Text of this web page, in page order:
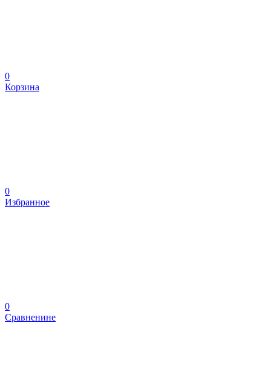
0
Корзина
0
Избранное
0
Сравненине